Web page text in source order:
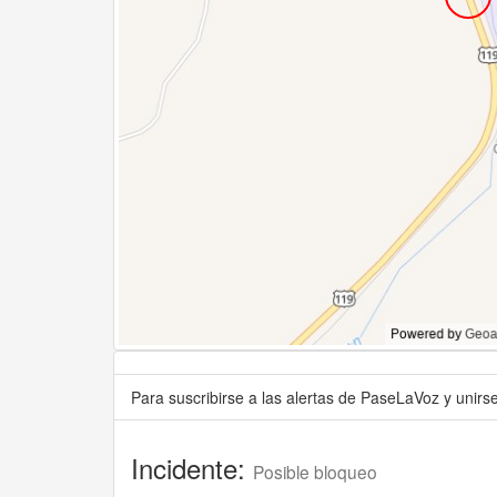
Para suscribirse a las alertas de PaseLaVoz y
Incidente: Posible bloqueo